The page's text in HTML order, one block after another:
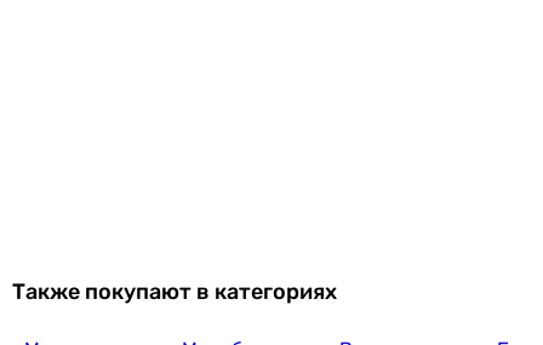
13 570грн
Также покупают в категориях